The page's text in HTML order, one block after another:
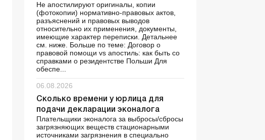
Не апостилируют оригиналы, копии
(фотокопии) нормативно-правовых актов,
разъяснений и правовых выводов
относительно их применения, документы,
имеющие характер переписки. Детальнее
см. ниже. Больше по теме: Договор о
правовой помощи vs апостиль: как быть со
справками о резидентстве Польши Для
обеспе...
06.08.2026
Сколько времени у юрлица для
подачи декларации эконалога
Плательщики эконалога за выбросы/сбросы
загрязняющих веществ стационарными
источниками загрязнения в специально